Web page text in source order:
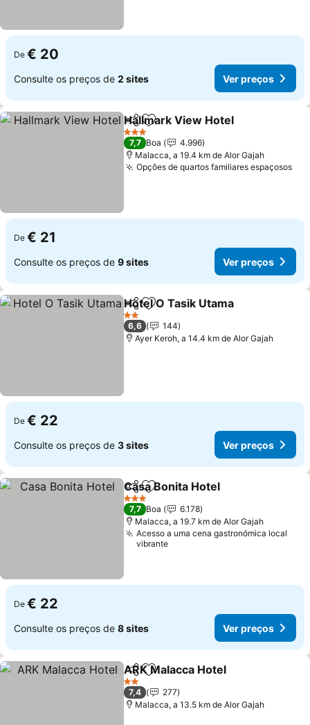
De € 20
Consulte os preços de 2 sites Ver preços
PartilharAdicionar aos favoritos
Hallmark View Hotel
3 Estrelas
7,7 Boa
4.996
Malacca, a 19.4 km de Alor Gajah
Opções de quartos familiares espaçosos
De € 21
Consulte os preços de 9 sites Ver preços
PartilharAdicionar aos favoritos
Hotel O Tasik Utama
2 Estrelas
6,6
144
Ayer Keroh, a 14.4 km de Alor Gajah
De € 22
Consulte os preços de 3 sites Ver preços
PartilharAdicionar aos favoritos
Casa Bonita Hotel
3 Estrelas
7,7 Boa
6.178
Malacca, a 19.7 km de Alor Gajah
Acesso a uma cena gastronómica local
vibrante
De € 22
Consulte os preços de 8 sites Ver preços
PartilharAdicionar aos favoritos
ARK Malacca Hotel
2 Estrelas
7,4
277
Malacca, a 13.5 km de Alor Gajah